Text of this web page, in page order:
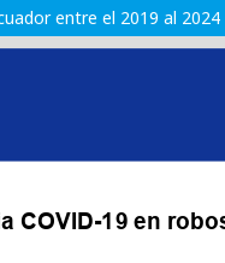
entre el 2019 al 2024